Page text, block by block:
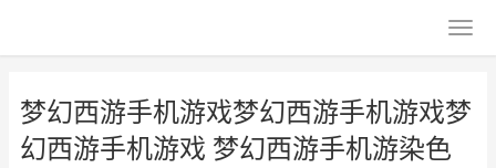
梦幻西游手机游戏梦幻西游手机游戏梦
幻西游手机游戏 梦幻西游手机游染色